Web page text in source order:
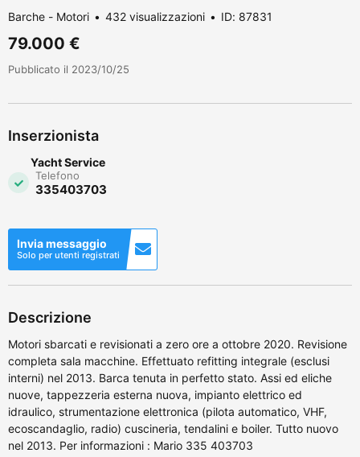
Barche - Motori 432 visualizzazioni ID: 87831
79.000 €
Pubblicato il 2023/10/25
Inserzionista
Yacht Service
Telefono
335403703
Invia messaggio
Solo per utenti registrati
Descrizione
Motori sbarcati e revisionati a zero ore a ottobre 2020. Revisione
completa sala macchine. Effettuato refitting integrale (esclusi
interni) nel 2013. Barca tenuta in perfetto stato. Assi ed eliche
nuove, tappezzeria esterna nuova, impianto elettrico ed
idraulico, strumentazione elettronica (pilota automatico, VHF,
ecoscandaglio, radio) cuscineria, tendalini e boiler. Tutto nuovo
nel 2013. Per informazioni : Mario 335 403703